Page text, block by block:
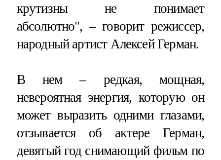
крутизны не понимает
абсолютно", – говорит режиссер,
народный артист Алексей Герман.
В нем – редкая, мощная,
невероятная энергия, которую он
может выразить одними глазами,
отзывается об актере Герман,
девятый год снимающий фильм по